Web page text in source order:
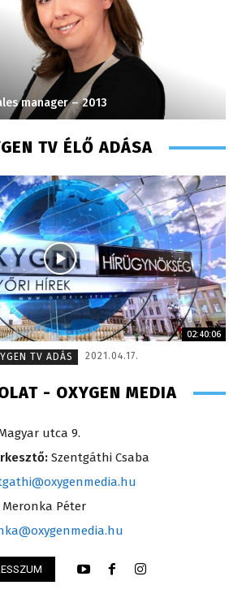
manager – 2013
TV ÉLŐ ADÁSA
02:40:06
TV ADÁS
2021.04.17.
- OXYGEN MEDIA
utca 9.
Szentgáthi Csaba
Meronka Péter